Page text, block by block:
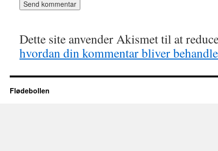
Dette site anvender Akismet til at
hvordan din kommentar bliver
Flødebollen